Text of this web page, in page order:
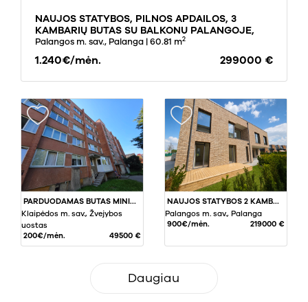
NAUJOS STATYBOS, PILNOS APDAILOS, 3
KAMBARIŲ BUTAS SU BALKONU PALANGOJE,
VĖŽIŲ GATVĖJE
Palangos m. sav., Palanga | 60.81 m2
1.240€/mėn. 299000 €
PARDUODAMAS BUTAS MINIJOS G., ŽVEJYBOS UOSTE, KLAIPĖDA, 36.37 KV.M PLOTO
Klaipėdos m. sav., Žvejybos
uostas
200€/mėn.
49500 €
NAUJOS STATYBOS 2 KAMBARIŲ BUTAS PIRMAME AUKŠTE, SU TERASA PALANGOJE !
Palangos m. sav., Palanga
900€/mėn.
219000 €
Daugiau